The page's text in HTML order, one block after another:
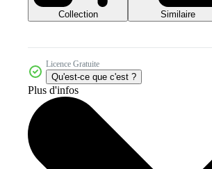
Collection Similaire
Licence Gratuite
Qu'est-ce que c'est ?
Plus d'infos